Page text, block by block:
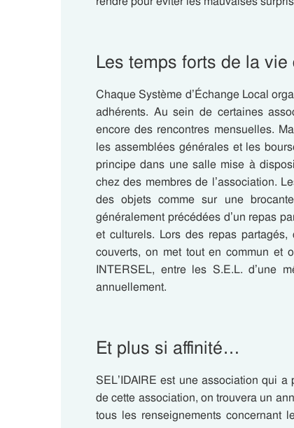
Les temps forts de la vie
Chaque Système d’Échange Local
adhérents. Au sein de certaines
encore des rencontres mensuelles.
les assemblées générales et les
principe dans une salle mise à
chez des membres de l’association.
des objets comme sur une
généralement précédées d’un repas
et culturels. Lors des repas partagés,
couverts, on met tout en commun et
INTERSEL, entre les S.E.L. d’une
annuellement.
Et plus si affinité…
SEL’IDAIRE est une association qui
de cette association, on trouvera un
tous les renseignements concernant